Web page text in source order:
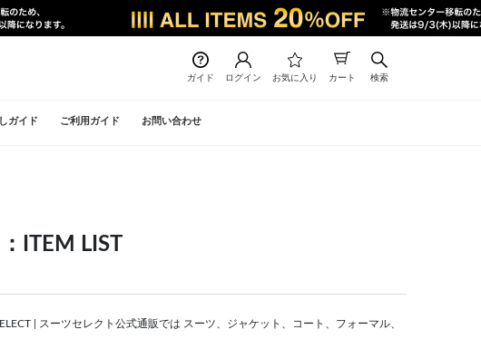
ガイド ログイン お気に入り カート 検索
ガイド ご利用ガイド お問い合わせ
ITEM LIST
| スーツセレクト公式通販では スーツ、ジャケット、コート、フォーマル、